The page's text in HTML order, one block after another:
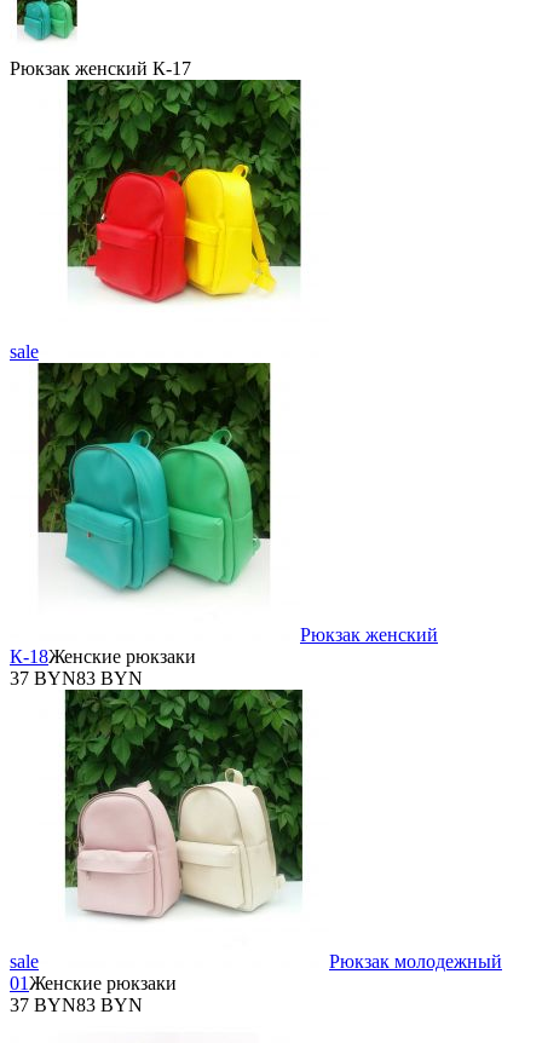
Рюкзак женский К-17
sale
Рюкзак женский
К-18Женские рюкзаки
37 BYN83 BYN
sale
Рюкзак молодежный
01Женские рюкзаки
37 BYN83 BYN